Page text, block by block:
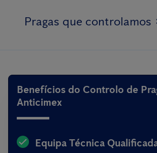
Pragas que controlamos
Benefícios do Controlo de
Anticimex
Equipa Técnica